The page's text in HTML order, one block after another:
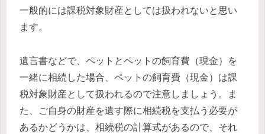
一般的には課税対象財産としては扱われないと思い
ます。
遺言書などで、ペットとペットの飼育費（現金）を
一緒に相続した場合、ペットの飼育費（現金）は課
税対象財産として扱われるので注意しましょう 。
ま
た、ご自身の財産を遺す際に相続税を支払う必要が
あるかどうかは、相続税の計算式があるので、それ